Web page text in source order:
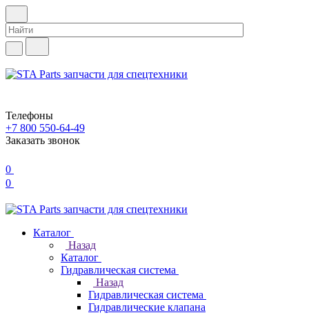
Телефоны
+7 800 550-64-49
Заказать звонок
0
0
Каталог
Назад
Каталог
Гидравлическая система
Назад
Гидравлическая система
Гидравлические клапана